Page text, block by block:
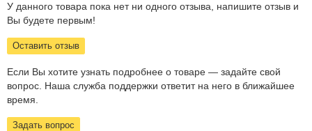
У данного товара пока нет ни одного отзыва, напишите отзыв и
Вы будете первым!
Оставить отзыв
Если Вы хотите узнать подробнее о товаре — задайте свой
вопрос. Наша служба поддержки ответит на него в ближайшее
время.
Задать вопрос